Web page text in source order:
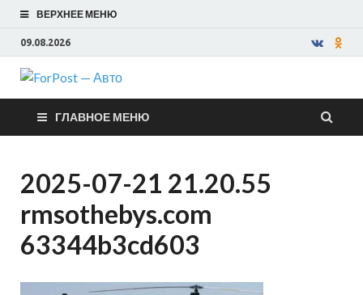
ВЕРХНЕЕ МЕНЮ
09.08.2026
ForPost —
Авто
ГЛАВНОЕ МЕНЮ
2025-07-21 21.20.55
rmsothebys.com
63344b3cd603